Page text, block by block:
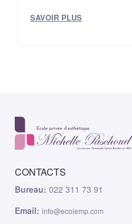
SAVOIR PLUS
CONTACTS
Bureau: 022 311 73 91
Email: info@ecolemp.com